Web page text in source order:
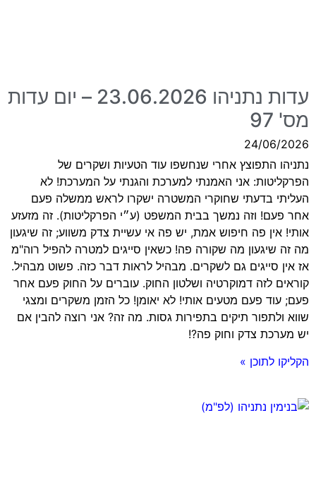
עדות נתניהו 23.06.2026 – יום עדות
מס' 97
24/06/2026
נתניהו התפוצץ אחרי שנחשפו עוד הטעיות ושקרים של
הפרקליטות: אני האמנתי למערכת והגנתי על המערכת! לא
העליתי בדעתי שחוקרי המשטרה ישקרו לראש ממשלה פעם
אחר פעם! וזה נמשך בבית המשפט (ע״י הפרקליטות). זה מזעזע
אותי! אין פה חיפוש אמת, יש פה אי עשיית צדק משווע; זה שיגעון
מה זה שיגעון מה שקורה פה! כשאין סייגים למטרה להפיל רוה"מ
אז אין סייגים גם לשקרים. מבהיל לראות דבר כזה. פשוט מבהיל.
קוראים לזה דמוקרטיה ושלטון החוק. עוברים על החוק פעם אחר
פעם; עוד פעם מטעים אותי! לא יאומן! כל הזמן משקרים ומצגי
שווא ולתפור תיקים בתפירות גסות. מה זה? אני רוצה להבין אם
יש מערכת צדק וחוק פה?!
הקליקו לתוכן »